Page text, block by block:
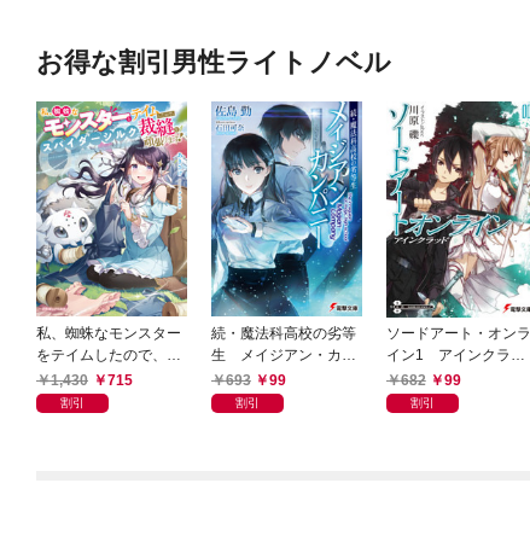
お得な割引男性ライトノベル
私、蜘蛛なモンスター
をテイムしたので、ス
パイダーシルクで裁縫
を頑張ります！
1,430 715
割引
続・魔法科高校の劣等
生 メイジアン・カン
パニー
693 99
割引
ソードアート・オンラ
イン1 アインクラッ
ド682 99
割引